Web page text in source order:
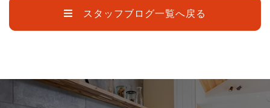
スタッフブログ一覧へ戻る